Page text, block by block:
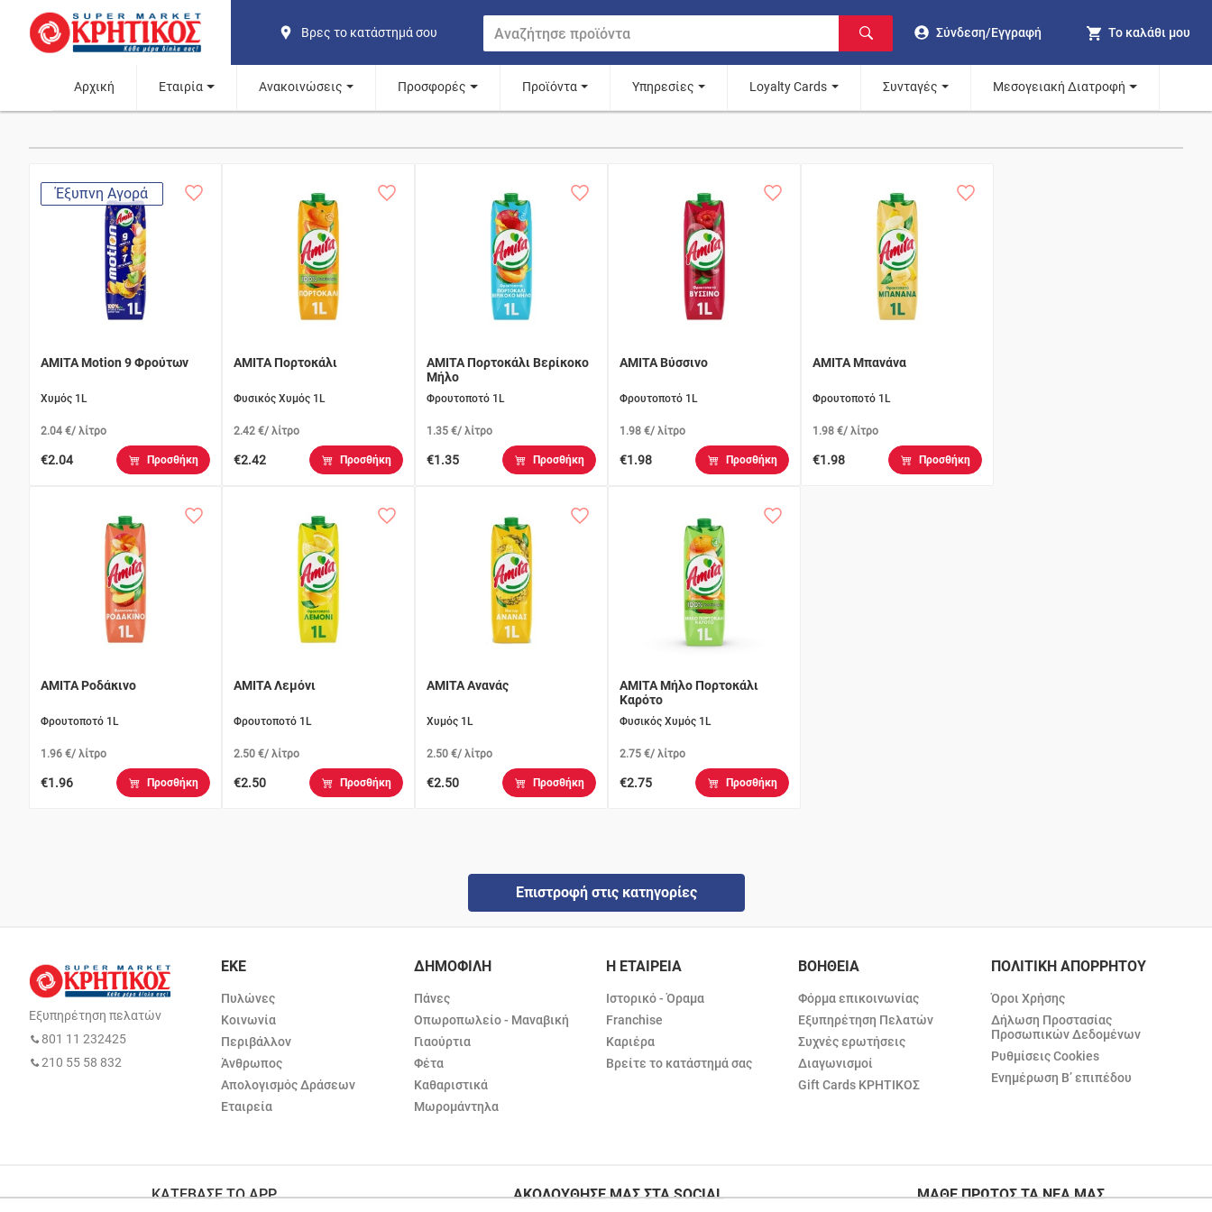
Βρες το κατάστημά σου Σύνδεση/Εγγραφή Το καλάθι μου
Αρχική Εταιρία Ανακοινώσεις Προσφορές Προϊόντα Υπηρεσίες Loyalty Cards Συνταγές Μεσογειακή Διατροφή
Έξυπνη Αγορά
AMITA Motion 9 Φρούτων
Χυμός 1L
2.04 €/ λίτρο
€2.04 Προσθήκη
AMITA Πορτοκάλι
Φυσικός Χυμός 1L
2.42 €/ λίτρο
€2.42 Προσθήκη
AMITA Πορτοκάλι Βερίκοκο
Μήλο
Φρουτοποτό 1L
1.35 €/ λίτρο
€1.35 Προσθήκη
AMITA Βύσσινο
Φρουτοποτό 1L
1.98 €/ λίτρο
€1.98 Προσθήκη
AMITA Μπανάνα
Φρουτοποτό 1L
1.98 €/ λίτρο
€1.98 Προσθήκη
AMITA Ροδάκινο
Φρουτοποτό 1L
1.96 €/ λίτρο
€1.96 Προσθήκη
AMITA Λεμόνι
Φρουτοποτό 1L
2.50 €/ λίτρο
€2.50 Προσθήκη
AMITA Ανανάς
Χυμός 1L
2.50 €/ λίτρο
€2.50 Προσθήκη
AMITA Μήλο Πορτοκάλι
Καρότο
Φυσικός Χυμός 1L
2.75 €/ λίτρο
€2.75 Προσθήκη
Επιστροφή στις κατηγορίες
Εξυπηρέτηση πελατών
801 11 232425
210 55 58 832
ΕΚΕ
Πυλώνες
Κοινωνία
Περιβάλλον
Άνθρωπος
Απολογισμός Δράσεων
Εταιρεία
ΔΗΜΟΦΙΛΗ
Πάνες
Οπωροπωλείο - Μαναβική
Γιαούρτια
Φέτα
Καθαριστικά
Μωρομάντηλα
Η ΕΤΑΙΡΕΙΑ
Ιστορικό - Όραμα
Franchise
Καριέρα
Βρείτε το κατάστημά σας
ΒΟΗΘΕΙΑ
Φόρμα επικοινωνίας
Εξυπηρέτηση Πελατών
Συχνές ερωτήσεις
Διαγωνισμοί
Gift Cards ΚΡΗΤΙΚΟΣ
ΠΟΛΙΤΙΚΗ ΑΠΟΡΡΗΤΟΥ
Όροι Χρήσης
Δήλωση Προστασίας
Προσωπικών Δεδομένων
Ρυθμίσεις Cookies
Ενημέρωση Β’ επιπέδου
ΚΑΤΕΒΑΣΕ ΤΟ APP ΑΚΟΛΟΥΘΗΣΕ ΜΑΣ ΣΤΑ SOCIAL ΜΑΘΕ ΠΡΩΤΟΣ ΤΑ ΝΕΑ ΜΑΣ